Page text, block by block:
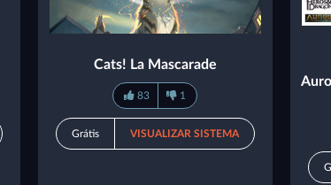
Cats! La Mascarade
83 1
Grátis VISUALIZAR SISTEMA